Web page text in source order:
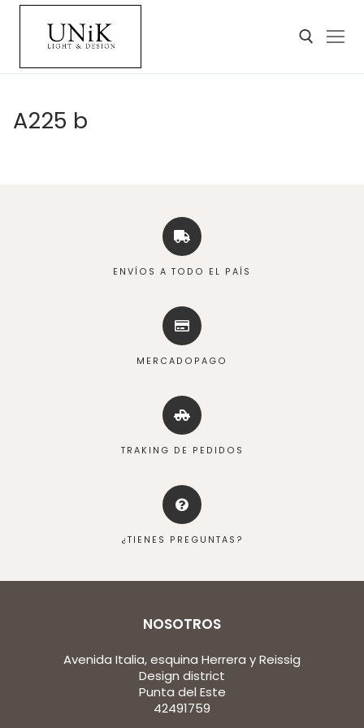
A225 b
ENVÍOS A TODO EL PAÍS
MERCADOPAGO
TRAKING DE PEDIDOS
¿TIENES PREGUNTAS?
NOSOTROS
Avenida Italia, esquina Herrera y Reissig
Design district
Punta del Este
42491759